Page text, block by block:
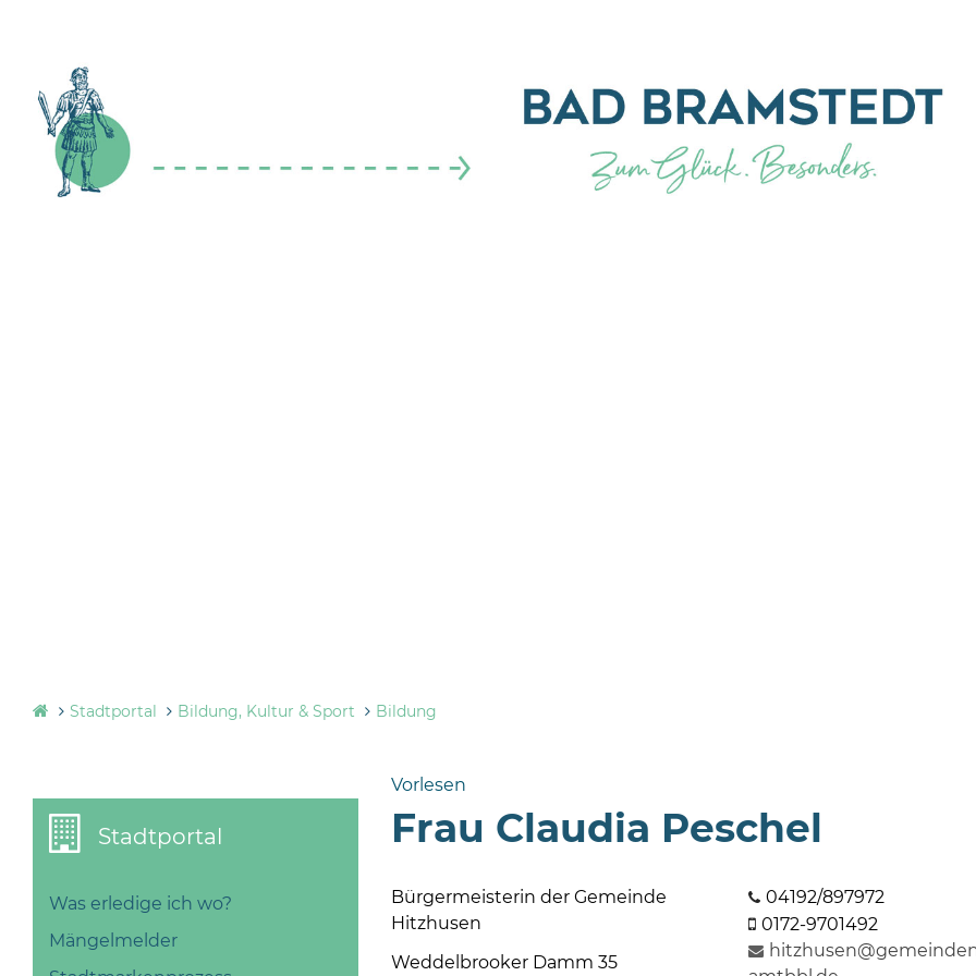
Stadtportal Bildung, Kultur & Sport Bildung
Vorlesen
Stadtportal
Was erledige ich wo?
Mängelmelder
Frau Claudia Peschel
Bürgermeisterin der Gemeinde
Hitzhusen
Weddelbrooker Damm 35
04192/897972
0172-9701492